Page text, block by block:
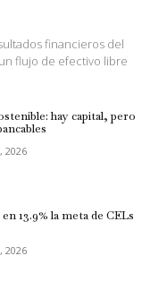
financieros del
flujo de efectivo libre
hay capital, pero
2026
13.9% la meta de CELs
2026